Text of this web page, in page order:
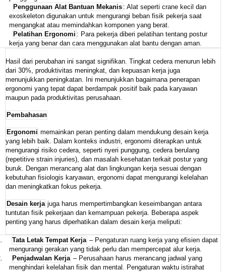
Penggunaan Alat Bantuan Mekanis : Alat seperti crane kecil dan
exoskeleton digunakan untuk mengurangi beban fisik pekerja saat
mengangkat atau memindahkan komponen yang berat.
Pelatihan Ergonomi : Para pekerja diberi pelatihan tentang postur
kerja yang benar dan cara menggunakan alat bantu dengan aman.
Hasil dari perubahan ini sangat signifikan. Tingkat cedera menurun lebih
dari 30%, produktivitas meningkat, dan kepuasan kerja juga
menunjukkan peningkatan. Ini menunjukkan bagaimana penerapan
ergonomi yang tepat dapat berdampak positif baik pada karyawan
maupun pada produktivitas perusahaan.
Pembahasan
Ergonomi memainkan peran penting dalam mendukung desain kerja
yang lebih baik. Dalam konteks industri, ergonomi diterapkan untuk
mengurangi risiko cedera, seperti nyeri punggung, cedera berulang
(repetitive strain injuries), dan masalah kesehatan terkait postur yang
buruk. Dengan merancang alat dan lingkungan kerja sesuai dengan
kebutuhan fisiologis karyawan, ergonomi dapat mengurangi kelelahan
dan meningkatkan fokus pekerja.
Desain kerja juga harus mempertimbangkan keseimbangan antara
tuntutan fisik pekerjaan dan kemampuan pekerja. Beberapa aspek
penting yang harus diperhatikan dalam desain kerja meliputi:
Tata Letak Tempat Kerja – Pengaturan ruang kerja yang efisien dapat
mengurangi gerakan yang tidak perlu dan mempercepat alur kerja.
Penjadwalan Kerja – Perusahaan harus merancang jadwal yang
menghindari kelelahan fisik dan mental. Pengaturan waktu istirahat